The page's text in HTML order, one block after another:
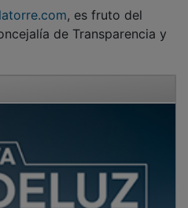
de Transparencia y